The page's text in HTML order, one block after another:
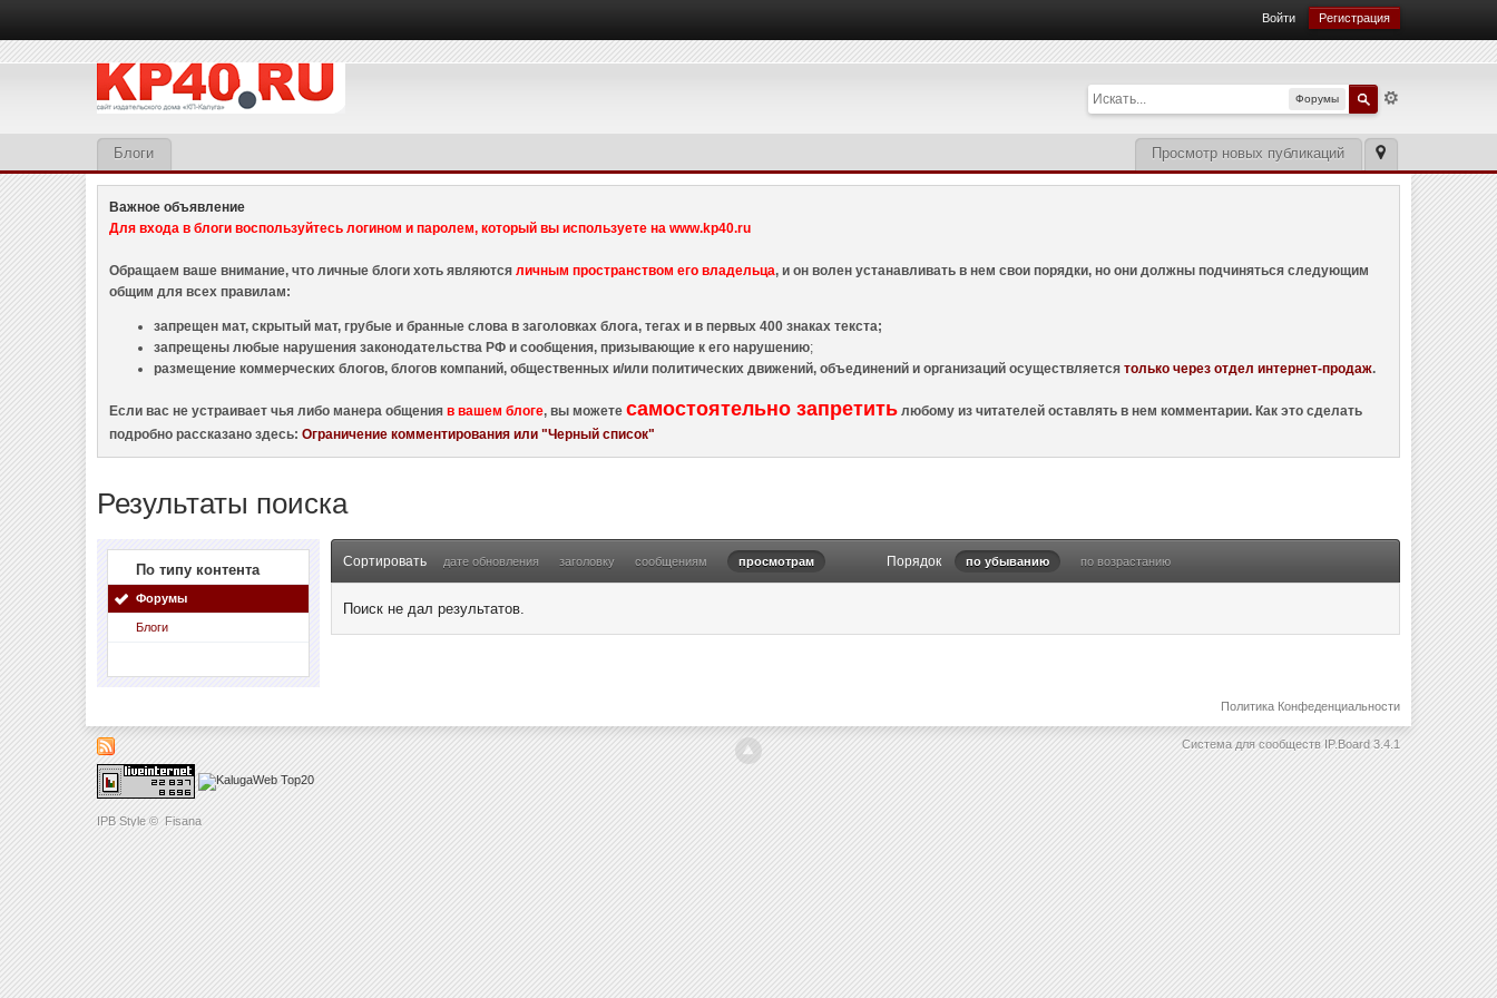
IPB Style © Fisana
Войти Регистрация
Форумы
Просмотр новых публикаций
Блоги
Важное объявление
Для входа в блоги воспользуйтесь логином и паролем, который вы используете на www.kp40.ru
Обращаем ваше внимание, что личные блоги хоть являютсяличным пространством его владельца, и он волен устанавливать в нем свои порядки, но они должны подчиняться следующим
общим для всех правилам:
запрещен мат, скрытый мат, грубые и бранные слова в заголовках блога, тегах и в первых 400 знаках текста;
запрещены любые нарушения законодательства РФ и сообщения, призывающие к его нарушению;
размещение коммерческих блогов, блогов компаний, общественных и/или политических движений, объединений и организаций осуществляетсятолько через отдел интернет-продаж.
Если вас не устраивает чья либо манера общенияв вашем блоге, вы можетесамостоятельно запретить любому из читателей оставлять в нем комментарии. Как это сделать
подробно рассказано здесь:Ограничение комментирования или "Черный список"
Результаты поиска
По типу контента
Форумы
Блоги
Сортировать дате обновления заголовку сообщениям просмотрам Порядок по убыванию по возрастанию
Поиск не дал результатов.
Политика Конфеденциальности
Система для сообществ IP.Board 3.4.1